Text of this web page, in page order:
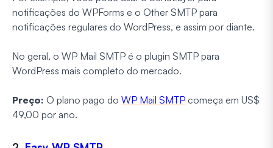
notificações do WPForms e o Other SMTP para
notificações regulares do WordPress, e assim por diante.
No geral, o WP Mail SMTP é o plugin SMTP para
WordPress mais completo do mercado.
Preço: O plano pago do WP Mail SMTP começa em US$
49,00 por ano.